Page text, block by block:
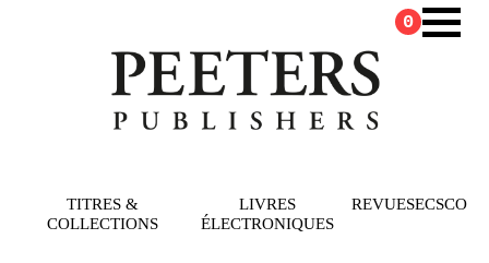
TITRES &
COLLECTIONS
LIVRES
ÉLECTRONIQUES
REVUESECSCO
0